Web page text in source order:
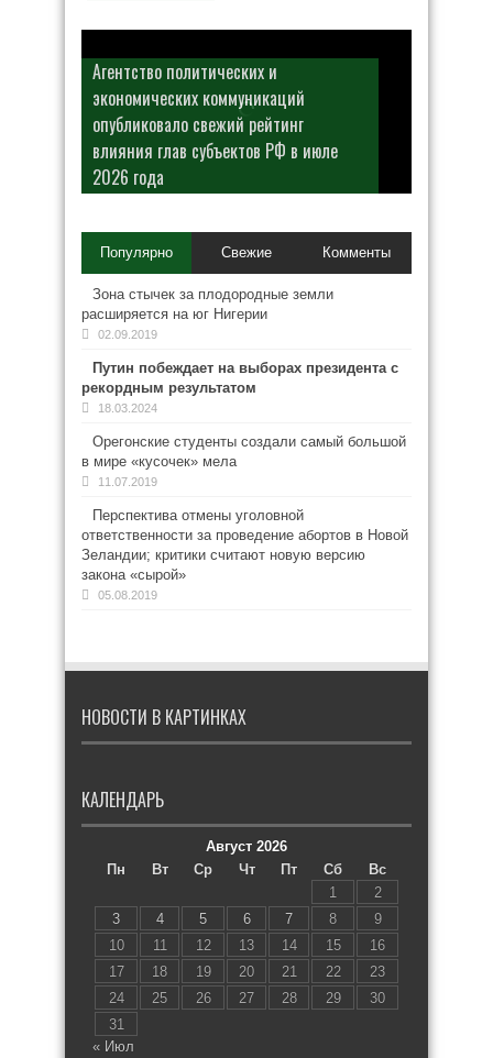
Агентство политических и
экономических коммуникаций
опубликовало свежий рейтинг
влияния глав субъектов РФ в июле
2026 года
Популярно Свежие Комменты
Зона стычек за плодородные земли
расширяется на юг Нигерии
02.09.2019
Путин побеждает на выборах президента с
рекордным результатом
18.03.2024
Орегонские студенты создали самый большой
в мире «кусочек» мела
11.07.2019
Перспектива отмены уголовной
ответственности за проведение абортов в Новой
Зеландии; критики считают новую версию
закона «сырой»
05.08.2019
НОВОСТИ В КАРТИНКАХ
КАЛЕНДАРЬ
Август 2026
Пн
Вт Ср Чт Пт Сб
Вс
1
2
3
4 5 6 7 8
9
10
11 12 13 14 15
16
17
18 19 20 21 22
23
24
25 26 27 28 29
30
31
« Июл